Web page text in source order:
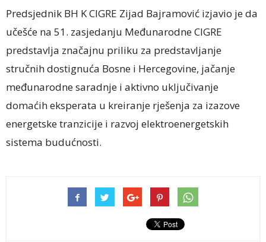
Predsjednik BH K CIGRE Zijad Bajramović izjavio je da
učešće na 51. zasjedanju Međunarodne CIGRE
predstavlja značajnu priliku za predstavljanje
stručnih dostignuća Bosne i Hercegovine, jačanje
međunarodne saradnje i aktivno uključivanje
domaćih eksperata u kreiranje rješenja za izazove
energetske tranzicije i razvoj elektroenergetskih
sistema budućnosti.